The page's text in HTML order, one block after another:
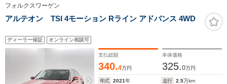
フォルクスワーゲン
アルテオン TSI 4モーション Rライン アドバンス 4WD
ディーラー保証 オンライン相談可
支払総額
340.4万円
本体価格
325.0万円
年式 2021年 走行 2.5万km